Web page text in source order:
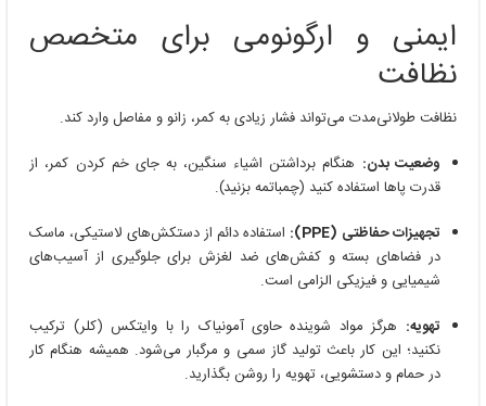
ایمنی و ارگونومی برای متخصص
نظافت
نظافت طولانی‌مدت می‌تواند فشار زیادی به کمر، زانو و مفاصل وارد کند.
وضعیت بدن: هنگام برداشتن اشیاء سنگین، به جای خم کردن کمر، از
قدرت پاها استفاده کنید (چمباتمه بزنید).
تجهیزات حفاظتی (PPE):
استفاده دائم از دستکش‌های لاستیکی، ماسک
در فضاهای بسته و کفش‌های ضد لغزش برای جلوگیری از آسیب‌های
شیمیایی و فیزیکی الزامی است.
تهویه: هرگز مواد شوینده حاوی آمونیاک را با وایتکس (کلر) ترکیب
نکنید؛ این کار باعث تولید گاز سمی و مرگبار می‌شود. همیشه هنگام کار
در حمام و دستشویی، تهویه را روشن بگذارید.